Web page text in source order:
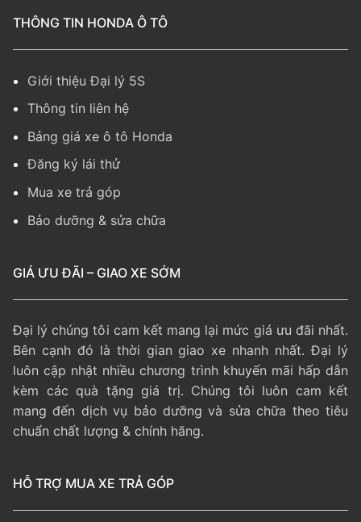
THÔNG TIN HONDA Ô TÔ
Giới thiệu Đại lý 5S
Thông tin liên hệ
Bảng giá xe ô tô Honda
Đăng ký lái thử
Mua xe trả góp
Bảo dưỡng & sửa chữa
GIÁ ƯU ĐÃI – GIAO XE SỚM
Đại lý chúng tôi cam kết mang lại mức giá ưu đãi nhất.
Bên cạnh đó là thời gian giao xe nhanh nhất. Đại lý
luôn cập nhật nhiều chương trình khuyến mãi hấp dẫn
kèm các quà tặng giá trị. Chúng tôi luôn cam kết
mang đến dịch vụ bảo dưỡng và sửa chữa theo tiêu
chuẩn chất lượng & chính hãng.
HỖ TRỢ MUA XE TRẢ GÓP